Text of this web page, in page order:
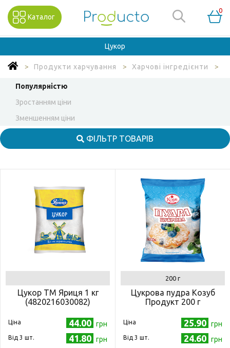
Каталог
0
Цукор
Продукти харчування Харчові інгредієнти
Популярністю
Зростанням ціни
Зменшенням ціни
ФІЛЬТР ТОВАРІВ
Цукор ТМ Яриця 1 кг
(4820216030082)
Ціна 44.00 грн
Від 3 шт. 41.80 грн
200 г
Цукрова пудра Козуб
Продукт 200 г
Ціна 25.90 грн
Від 3 шт. 24.60 грн